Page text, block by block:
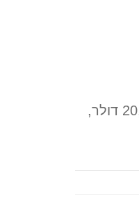
החברה הודיעה על תכנית רילוקיישן שכוללת בונוס של 20,000 דולר,